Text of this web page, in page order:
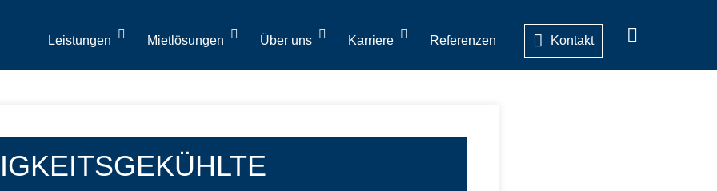
Leistungen Mietlösungen Über uns Karriere Referenzen Kontakt